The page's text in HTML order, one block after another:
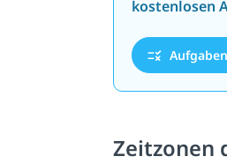
kostenlosen
Zeitzonen